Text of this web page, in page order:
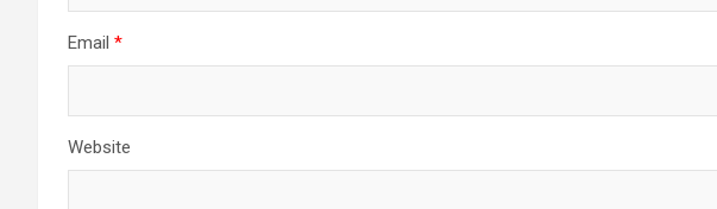
Email *
Website